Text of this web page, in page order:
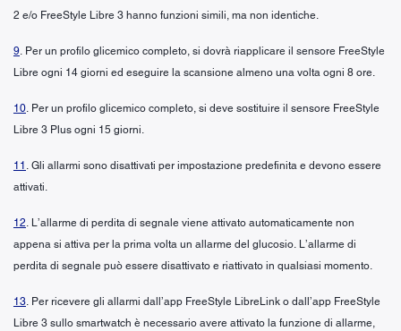
2 e/o FreeStyle Libre 3 hanno funzioni simili, ma non identiche.
9. Per un profilo glicemico completo, si dovrà riapplicare il sensore FreeStyle
Libre ogni 14 giorni ed eseguire la scansione almeno una volta ogni 8 ore.
10. Per un profilo glicemico completo, si deve sostituire il sensore FreeStyle
Libre 3 Plus ogni 15 giorni.
11 . Gli allarmi sono disattivati per impostazione predefinita e devono essere
attivati.
12. L’allarme di perdita di segnale viene attivato automaticamente non
appena si attiva per la prima volta un allarme del glucosio. L’allarme di
perdita di segnale può essere disattivato e riattivato in qualsiasi momento.
13. Per ricevere gli allarmi dall’app FreeStyle LibreLink o dall’app FreeStyle
Libre 3 sullo smartwatch è necessario avere attivato la funzione di allarme,